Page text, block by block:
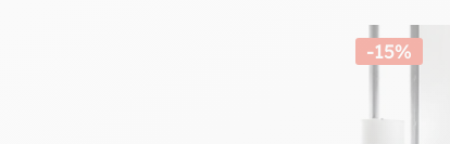
-15%